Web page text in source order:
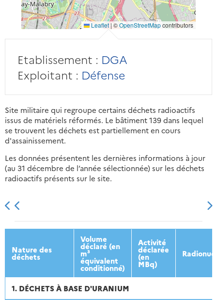
Leaflet|©OpenStreetMapcontributors
Etablissement : DGA
Exploitant : Défense
Site militaire qui regroupe certains déchets radioactifs
issus de matériels réformés. Le bâtiment 139 dans lequel
se trouvent les déchets est partiellement en cours
d'assainissement.
Les données présentent les dernières informations à jour
(au 31 décembre de l’année sélectionnée) sur les déchets
radioactifs présents sur le site.
2013 2014 2015 2016
Nature des
déchets
Volume
déclaré (en
m³
équivalent
conditionné)
Activité
déclarée
(en
MBq)
1. DÉCHETS À BASE D'URANIUM